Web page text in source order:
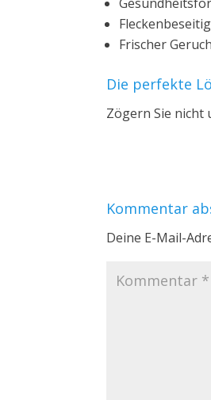
Frischer
Die perfekte
Zögern Sie nicht
Kommentar
Deine E-Mail-